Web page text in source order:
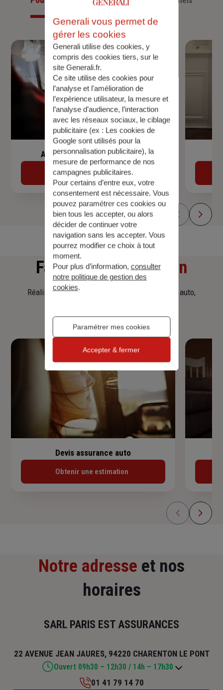
Assurance de prêt immobilier
Découvrir
Faitesune simulation
Réalisez une simulation tarifaire d'assurance, auto,
Devis assurance auto
Obtenir une estimation
Notre adresse et nos
horaires
SARL PARIS EST ASSURANCES
22 AVENUE JEAN JAURES, 94220 CHARENTON LE PONT
Ouvert 09h30 – 12h30 / 14h – 17h30
01 41 79 14 70
Generali vous permet de
gérer les cookies
Generali utilise des cookies, y
compris des cookies tiers, sur le
site Generali.fr.
Ce site utilise des cookies pour
l’analyse et l'amélioration de
l’expérience utilisateur, la mesure et
l’analyse d’audience, l’interaction
avec les réseaux sociaux, le ciblage
publicitaire (ex : Les cookies de
Google sont utilisés pour la
personnalisation publicitaire), la
mesure de performance de nos
campagnes publicitaires.
Pour certains d’entre eux, votre
consentement est nécessaire. Vous
pouvez paramétrer ces cookies ou
bien tous les accepter, ou alors
décider de continuer votre
navigation sans les accepter. Vous
pourrez modifier ce choix à tout
moment.
Pour plus d’information, consulter
notre politique de gestion des
cookies.
Paramétrer mes cookies
Accepter & fermer